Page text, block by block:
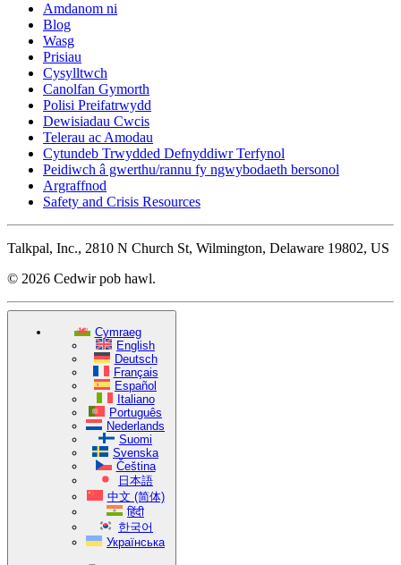
Amdanom ni
Blog
Wasg
Prisiau
Cysylltwch
Canolfan Gymorth
Polisi Preifatrwydd
Dewisiadau Cwcis
Telerau ac Amodau
Cytundeb Trwydded Defnyddiwr Terfynol
Peidiwch â gwerthu/rannu fy ngwybodaeth bersonol
Argraffnod
Safety and Crisis Resources
Talkpal, Inc., 2810 N Church St, Wilmington, Delaware 19802, US
© 2026 Cedwir pob hawl.
Cymraeg
English
Deutsch
Français
Español
Italiano
Português
Nederlands
Suomi
Svenska
Čeština
日本語
中文 (简体)
हिंदी
한국어
Українська